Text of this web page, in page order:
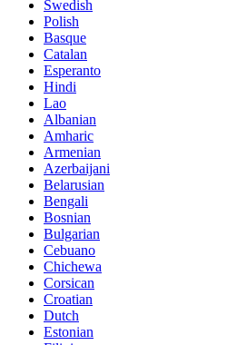
Swedish
Polish
Basque
Catalan
Esperanto
Hindi
Lao
Albanian
Amharic
Armenian
Azerbaijani
Belarusian
Bengali
Bosnian
Bulgarian
Cebuano
Chichewa
Corsican
Croatian
Dutch
Estonian